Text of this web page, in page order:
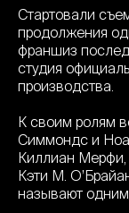
Стартовали
продолжения
франшиз
студия
производства.
К своим ролям
Симмондс и Ноа
Киллиан
Кэти М.
называют